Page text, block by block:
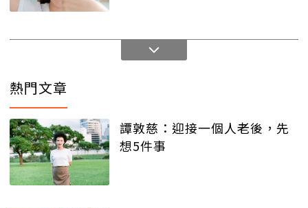
熱門文章
譚敦慈：迎接一個人老後，先
想5件事